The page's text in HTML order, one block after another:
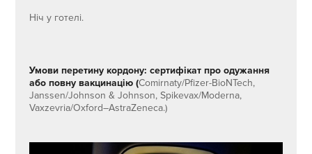
Ніч у готелі.
Умови перетину кордону: сертифікат про одужання
або повну вакцинацію (Comirnaty/Pfizer-BioNTech,
Janssen/Johnson & Johnson, Spikevax/Moderna,
Vaxzevria/Oxford–AstraZeneca.)